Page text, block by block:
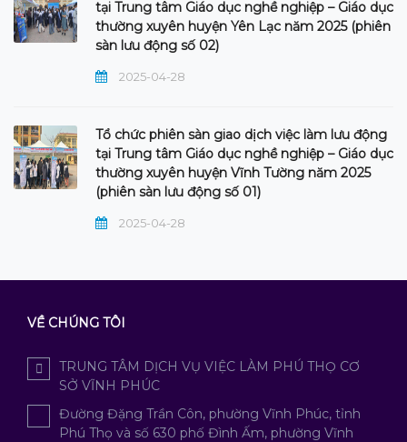
tại Trung tâm Giáo dục nghề nghiệp – Giáo dục
thường xuyên huyện Yên Lạc năm 2025 (phiên
sàn lưu động số 02)
2025-04-28
Tổ chức phiên sàn giao dịch việc làm lưu động
tại Trung tâm Giáo dục nghề nghiệp – Giáo dục
thường xuyên huyện Vĩnh Tường năm 2025
(phiên sàn lưu động số 01)
2025-04-28
VỀ CHÚNG TÔI
TRUNG TÂM DỊCH VỤ VIỆC LÀM PHÚ THỌ CƠ
SỞ VĨNH PHÚC
Đường Đặng Trần Côn, phường Vĩnh Phúc, tỉnh
Phú Thọ và số 630 phố Đình Ấm, phường Vĩnh